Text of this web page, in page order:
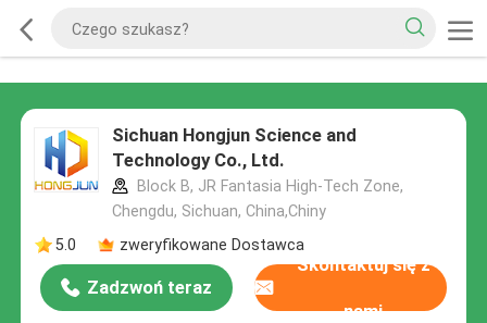
Sichuan Hongjun Science and
Technology Co., Ltd.
Block B, JR Fantasia High-Tech Zone,
Chengdu, Sichuan, China,Chiny
5.0
zweryfikowane Dostawca
Zadzwoń teraz
Skontaktuj się z
nami